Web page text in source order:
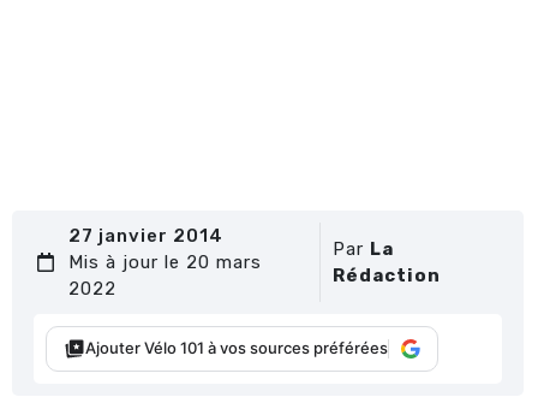
27 janvier 2014
Mis à jour le 20 mars
2022
Par La
Rédaction
Ajouter Vélo 101 à vos sources préférées